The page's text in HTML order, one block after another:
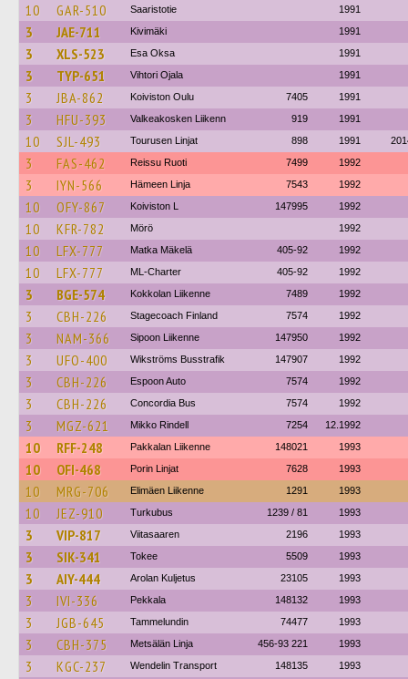
10 GAR-510 Saaristotie 1991
3 JAE-711 Kivimäki 1991
3 XLS-523 Esa Oksa 1991
3 TYP-651 Vihtori Ojala 1991
3 JBA-862 Koiviston Oulu 7405 1991
3 HFU-393 Valkeakosken Liikenn 919 1991
10 SJL-493 Tourusen Linjat 898 1991
3 FAS-462 Reissu Ruoti 7499 1992
3 IYN-566 Hämeen Linja 7543 1992
10 OFY-867 Koiviston L 147995 1992
10 KFR-782 Mörö 1992
10 LFX-777 Matka Mäkelä 405-92 1992
10 LFX-777 ML-Charter 405-92 1992
3 BGE-574 Kokkolan Liikenne 7489 1992
3 CBH-226 Stagecoach Finland 7574 1992
3 NAM-366 Sipoon Liikenne 147950 1992
3 UFO-400 Wikströms Busstrafik 147907 1992
3 CBH-226 Espoon Auto 7574 1992
3 CBH-226 Concordia Bus 7574 1992
3 MGZ-621 Mikko Rindell 7254 12.1992
10 RFF-248 Pakkalan Liikenne 148021 1993
10 OFI-468 Porin Linjat 7628 1993
10 MRG-706 Elimäen Liikenne 1291 1993
10 JEZ-910 Turkubus 1239 / 81 1993
3 VIP-817 Viitasaaren 2196 1993
3 SIK-341 Tokee 5509 1993
3 AIY-444 Arolan Kuljetus 23105 1993
3 IVI-336 Pekkala 148132 1993
3 JGB-645 Tammelundin 74477 1993
3 CBH-375 Metsälän Linja 456-93 221 1993
3 KGC-237 Wendelin Transport 148135 1993